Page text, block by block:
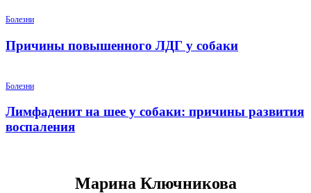
Болезни
Причины повышенного ЛДГ у собаки
Болезни
Лимфаденит на шее у собаки: причины развития
воспаления
Марина Ключникова